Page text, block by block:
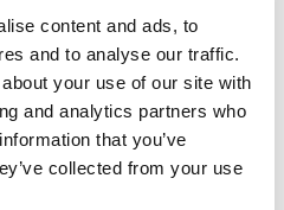
content and ads, to
and to analyse our traffic.
your use of our site with
and analytics partners who
that you’ve
collected from your use
sale, cât și
unul sau mai mulți membri ai
extinderea unei astfel de
din ultimele doisprezece (12)
fiecare an și se va încheia pe 31